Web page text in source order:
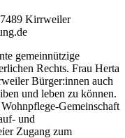
Kirrweiler
gemeinnützige
Rechts. Frau Herta
Bürger:innen auch
und leben zu können.
Gemeinschaft
und
Zugang zum